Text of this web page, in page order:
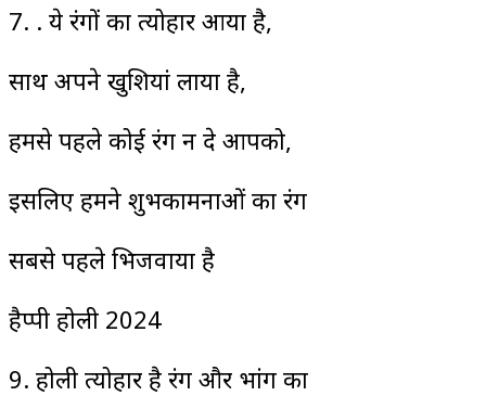
7. . ये रंगों का त्योहार आया है,
साथ अपने खुशियां लाया है,
हमसे पहले कोई रंग न दे आपको,
इसलिए हमने शुभकामनाओं का रंग
सबसे पहले भिजवाया है
हैप्पी होली 2024
9. होली त्योहार है रंग और भांग का